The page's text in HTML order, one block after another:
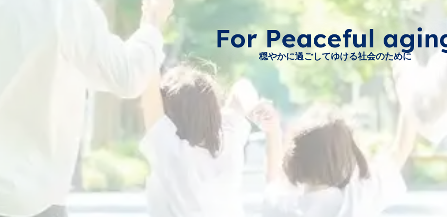
For Peaceful
穏やかに過ごしてゆける社会のために